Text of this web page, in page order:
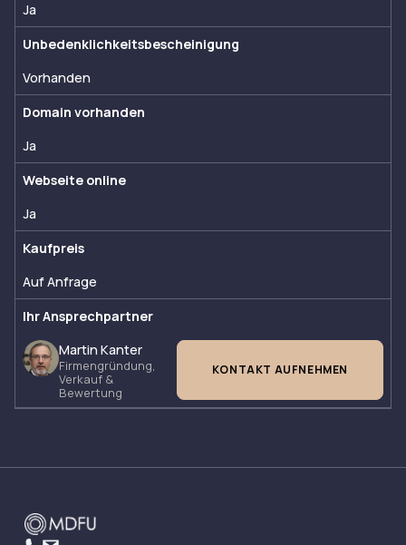
Ja
Unbedenklichkeitsbescheinigung
Vorhanden
Domain vorhanden
Ja
Webseite online
Ja
Kaufpreis
Auf Anfrage
Ihr Ansprechpartner
Martin Kanter
Firmengründung,
Verkauf &
Bewertung
KONTAKT AUFNEHMEN